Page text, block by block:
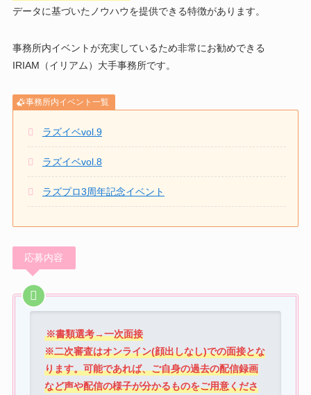
データに基づいたノウハウを提供できる特徴があります。
事務所内イベントが充実しているため非常にお勧めできる
IRIAM（イリアム）大手事務所です。
事務所内イベント一覧
ラズイベvol.9
ラズイベvol.8
ラズプロ3周年記念イベント
応募内容
※書類選考→一次面接
※二次審査はオンライン(顔出しなし)での面接とな
ります。可能であれば、ご自身の過去の配信録画
など声や配信の様子が分かるものをご用意くださ